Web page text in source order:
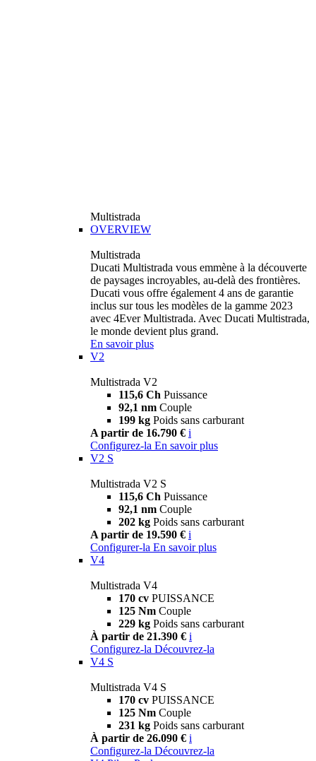
Multistrada
OVERVIEW
Multistrada
Ducati Multistrada vous emmène à la découverte
de paysages incroyables, au-delà des frontières.
Ducati vous offre également 4 ans de garantie
inclus sur tous les modèles de la gamme 2023
avec 4Ever Multistrada. Avec Ducati Multistrada,
le monde devient plus grand.
En savoir plus
V2
Multistrada V2
115,6 Ch Puissance
92,1 nm Couple
199 kg Poids sans carburant
A partir de 16.790 € i
Configurez-la En savoir plus
V2 S
Multistrada V2 S
115,6 Ch Puissance
92,1 nm Couple
202 kg Poids sans carburant
A partir de 19.590 € i
Configurer-la En savoir plus
V4
Multistrada V4
170 cv PUISSANCE
125 Nm Couple
229 kg Poids sans carburant
À partir de 21.390 € i
Configurez-la Découvrez-la
V4 S
Multistrada V4 S
170 cv PUISSANCE
125 Nm Couple
231 kg Poids sans carburant
À partir de 26.090 € i
Configurez-la Découvrez-la